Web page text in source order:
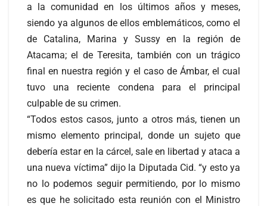
a la comunidad en los últimos años y meses,
siendo ya algunos de ellos emblemáticos, como el
de Catalina, Marina y Sussy en la región de
Atacama; el de Teresita, también con un trágico
final en nuestra región y el caso de Ámbar, el cual
tuvo una reciente condena para el principal
culpable de su crimen.
“Todos estos casos, junto a otros más, tienen un
mismo elemento principal, donde un sujeto que
debería estar en la cárcel, sale en libertad y ataca a
una nueva víctima” dijo la Diputada Cid. “y esto ya
no lo podemos seguir permitiendo, por lo mismo
es que he solicitado esta reunión con el Ministro